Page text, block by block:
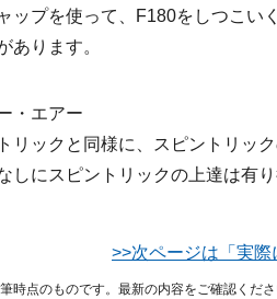
ップを使って、F180をしつこい
あります。
・エアー
リックと同様に、スピントリッ
しにスピントリックの上達は有
>>次ページは「実
時点のものです。最新の内容をご確認くださ